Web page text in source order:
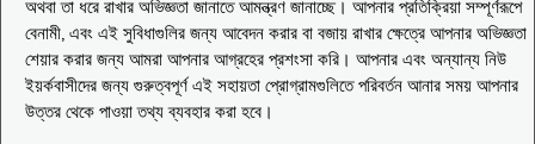
অথবা তা ধরে রাখার অভিজ্ঞতা জানাতে আমন্ত্রণ জানাচ্ছে। আপনার প্রতিক্রিয়া সম্পূর্ণরূপে
বেনামী, এবং এই সুবিধাগুলির জন্য আবেদন করার বা বজায় রাখার ক্ষেত্রে আপনার অভিজ্ঞতা
শেয়ার করার জন্য আমরা আপনার আগ্রহের প্রশংসা করি। আপনার এবং অন্যান্য নিউ
ইয়র্কবাসীদের জন্য গুরুত্বপূর্ণ এই সহায়তা প্রোগ্রামগুলিতে পরিবর্তন আনার সময় আপনার
উত্তর থেকে পাওয়া তথ্য ব্যবহার করা হবে।